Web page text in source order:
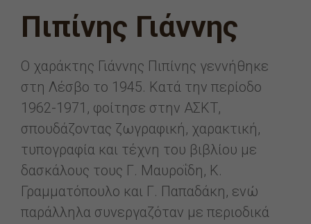
Πιπίνης Γιάννης
Ο χαράκτης Γιάννης Πιπίνης γεννήθηκε
στη Λέσβο το 1945. Κατά την περίοδο
1962-1971, φοίτησε στην ΑΣΚΤ,
σπουδάζοντας ζωγραφική, χαρακτική,
τυπογραφία και τέχνη του βιβλίου με
δασκάλους τους Γ. Μαυροΐδη, Κ.
Γραμματόπουλο και Γ. Παπαδάκη, ενώ
παράλληλα συνεργαζόταν με περιοδικά